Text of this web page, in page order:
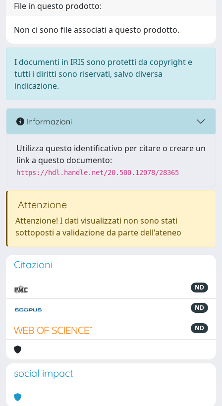
File in questo prodotto:
Non ci sono file associati a questo prodotto.
I documenti in IRIS sono protetti da copyright e
tutti i diritti sono riservati, salvo diversa
indicazione.
Informazioni
Utilizza questo identificativo per citare o creare un
link a questo documento:
https://hdl.handle.net/20.500.12078/28365
Attenzione
Attenzione! I dati visualizzati non sono stati
sottoposti a validazione da parte dell'ateneo
Citazioni
ND
ND
ND
social impact